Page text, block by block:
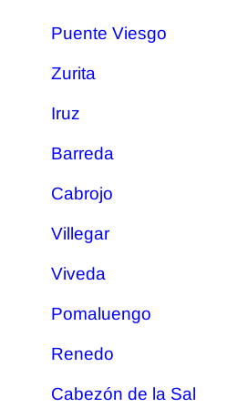
Puente Viesgo
Zurita
Iruz
Barreda
Cabrojo
Villegar
Viveda
Pomaluengo
Renedo
Cabezón de la Sal